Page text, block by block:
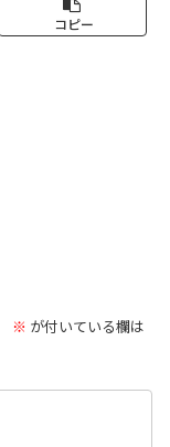
コピー
※ が付いている欄は